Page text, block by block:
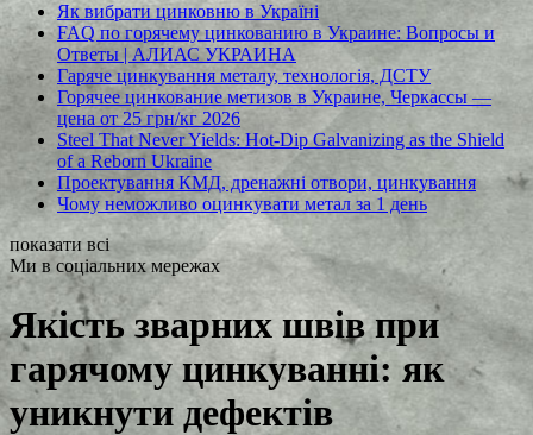
Як вибрати цинковню в Україні
FAQ по горячему цинкованию в Украине: Вопросы и
Ответы | АЛИАС УКРАИНА
Гаряче цинкування металу, технологія, ДСТУ
Горячее цинкование метизов в Украине, Черкассы —
цена от 25 грн/кг 2026
Steel That Never Yields: Hot-Dip Galvanizing as the Shield
of a Reborn Ukraine
Проектування КМД, дренажні отвори, цинкування
Чому неможливо оцинкувати метал за 1 день
показати всі
Ми в соціальних мережах
Якість зварних швів при
гарячому цинкуванні: як
уникнути дефектів